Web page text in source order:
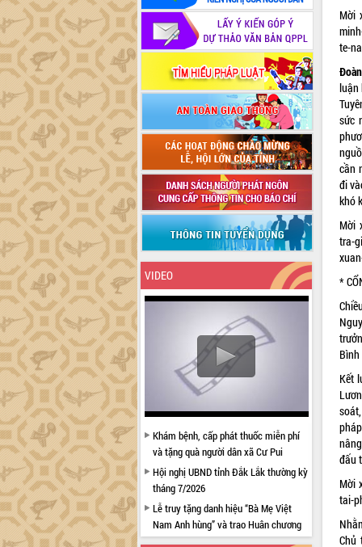
VIDEO
Khám bệnh, cấp phát thuốc miễn phí
và tặng quà người dân xã Cư Pui
Hội nghị UBND tỉnh Đắk Lắk thường kỳ
tháng 7/2026
Lễ truy tặng danh hiệu “Bà Mẹ Việt
Nam Anh hùng” và trao Huân chương
Lao động
Mời
te-
luận
sức
cần
đi
khó
Mời
tra-
*
Kết
đấu
Mời
tai-
Chủ